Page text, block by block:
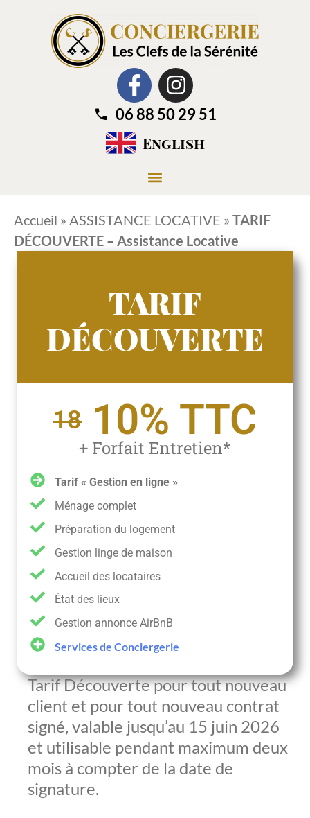
06 88 50 29 51
English
Accueil » ASSISTANCE LOCATIVE » TARIF
DÉCOUVERTE – Assistance Locative
TARIF
DÉCOUVERTE
18 10% TTC
+ Forfait Entretien*
Tarif « Gestion en ligne »
Ménage complet
Préparation du logement
Gestion linge de maison
Accueil des locataires
État des lieux
Gestion annonce AirBnB
Services de Conciergerie
Tarif Découverte pour tout nouveau
client et pour tout nouveau contrat
signé, valable jusqu’au 15 juin 2026
et utilisable pendant maximum deux
mois à compter de la date de
signature.